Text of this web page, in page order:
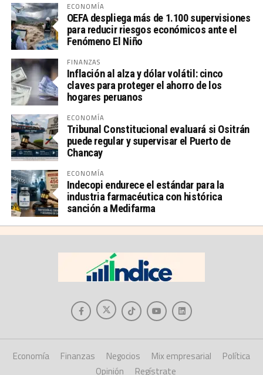
ECONOMÍA
OEFA despliega más de 1.100 supervisiones
para reducir riesgos económicos ante el
Fenómeno El Niño
FINANZAS
Inflación al alza y dólar volátil: cinco
claves para proteger el ahorro de los
hogares peruanos
ECONOMÍA
Tribunal Constitucional evaluará si Ositrán
puede regular y supervisar el Puerto de
Chancay
ECONOMÍA
Indecopi endurece el estándar para la
industria farmacéutica con histórica
sanción a Medifarma
Economía Finanzas Negocios Mix empresarial
Política
Opinión
Regístrate